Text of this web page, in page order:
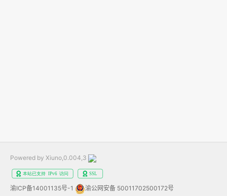
Powered by Xiuno,0.004,3
渝ICP备14001135号-1 渝公网安备 50011702500172号